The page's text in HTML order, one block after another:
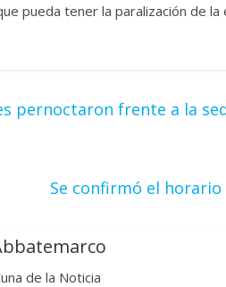
pueda tener la paralización de
pernoctaron frente a la
Se confirmó el
de la Noticia